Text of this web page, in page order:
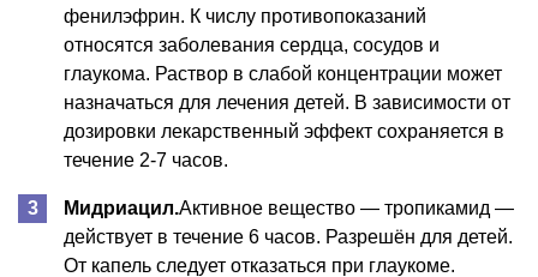
фенилэфрин. К числу противопоказаний
относятся заболевания сердца, сосудов и
глаукома. Раствор в слабой концентрации может
назначаться для лечения детей. В зависимости от
дозировки лекарственный эффект сохраняется в
течение 2-7 часов.
Мидриацил.Активное вещество — тропикамид —
действует в течение 6 часов. Разрешён для детей.
От капель следует отказаться при глаукоме.